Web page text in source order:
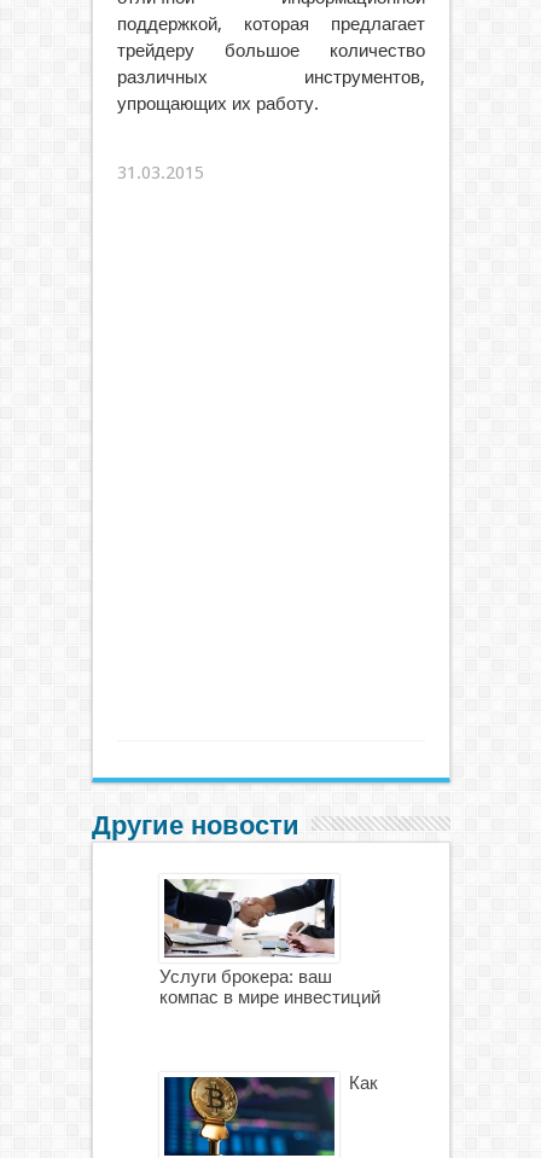
поддержкой, которая предлагает
трейдеру большое количество
различных инструментов,
упрощающих их работу.
31.03.2015
Другие новости
Услуги брокера: ваш
компас в мире инвестиций
Как